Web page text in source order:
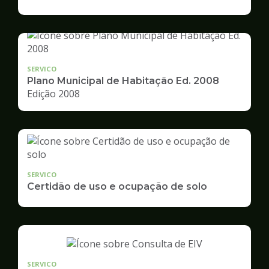
Desenvolvimento
Urbano
SERVICO
Plano Municipal de Habitação Ed. 2008
Edição 2008
SERVICO
Certidão de uso e ocupação de solo
SERVICO